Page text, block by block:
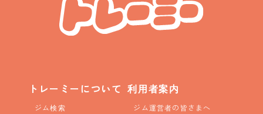
トレーミーについて
ジム検索
利用者案内
ジム運営者の皆さまへ